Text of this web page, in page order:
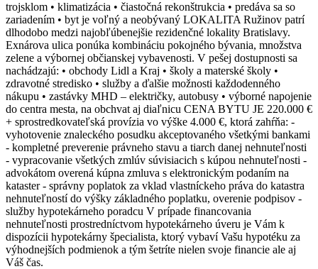
trojsklom • klimatizácia • čiastočná rekonštrukcia • predáva sa so
zariadením • byt je voľný a neobývaný LOKALITA Ružinov patrí
dlhodobo medzi najobľúbenejšie rezidenčné lokality Bratislavy.
Exnárova ulica ponúka kombináciu pokojného bývania, množstva
zelene a výbornej občianskej vybavenosti. V pešej dostupnosti sa
nachádzajú: • obchody Lidl a Kraj • školy a materské školy •
zdravotné stredisko • služby a ďalšie možnosti každodenného
nákupu • zastávky MHD – električky, autobusy • výborné napojenie
do centra mesta, na obchvat aj diaľnicu CENA BYTU JE 220.000 €
+ sprostredkovateľská provízia vo výške 4.000 €, ktorá zahŕňa: -
vyhotovenie znaleckého posudku akceptovaného všetkými bankami
- kompletné preverenie právneho stavu a tiarch danej nehnuteľnosti
- vypracovanie všetkých zmlúv súvisiacich s kúpou nehnuteľnosti -
advokátom overená kúpna zmluva s elektronickým podaním na
kataster - správny poplatok za vklad vlastníckeho práva do katastra
nehnuteľností do výšky základného poplatku, overenie podpisov -
služby hypotekárneho poradcu V prípade financovania
nehnuteľnosti prostredníctvom hypotekárneho úveru je Vám k
dispozícii hypotekárny špecialista, ktorý vybaví Vašu hypotéku za
výhodnejších podmienok a tým šetríte nielen svoje financie ale aj
Váš čas.